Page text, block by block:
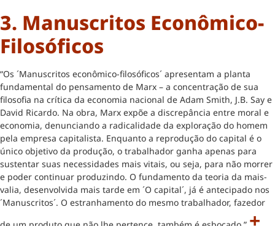
3. Manuscritos Econômico-
Filosóficos
“Os ´Manuscritos econômico-filosóficos´ apresentam a planta
fundamental do pensamento de Marx – a concentração de sua
filosofia na crítica da economia nacional de Adam Smith, J.B. Say e
David Ricardo. Na obra, Marx expõe a discrepância entre moral e
economia, denunciando a radicalidade da exploração do homem
pela empresa capitalista. Enquanto a reprodução do capital é o
único objetivo da produção, o trabalhador ganha apenas para
sustentar suas necessidades mais vitais, ou seja, para não morrer
e poder continuar produzindo. O fundamento da teoria da mais-
valia, desenvolvida mais tarde em ´O capital´, já é antecipado nos
´Manuscritos´. O estranhamento do mesmo trabalhador, fazedor
+